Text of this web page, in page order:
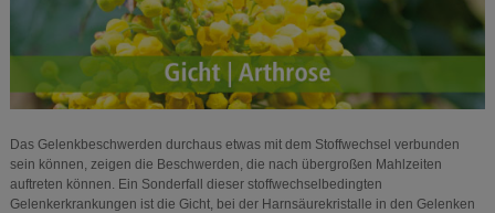
Das Gelenkbeschwerden durchaus etwas mit dem Stoffwechsel verbunden
sein können, zeigen die Beschwerden, die nach übergroßen Mahlzeiten
auftreten können. Ein Sonderfall dieser stoffwechselbedingten
Gelenkerkrankungen ist die Gicht, bei der Harnsäurekristalle in den Gelenken